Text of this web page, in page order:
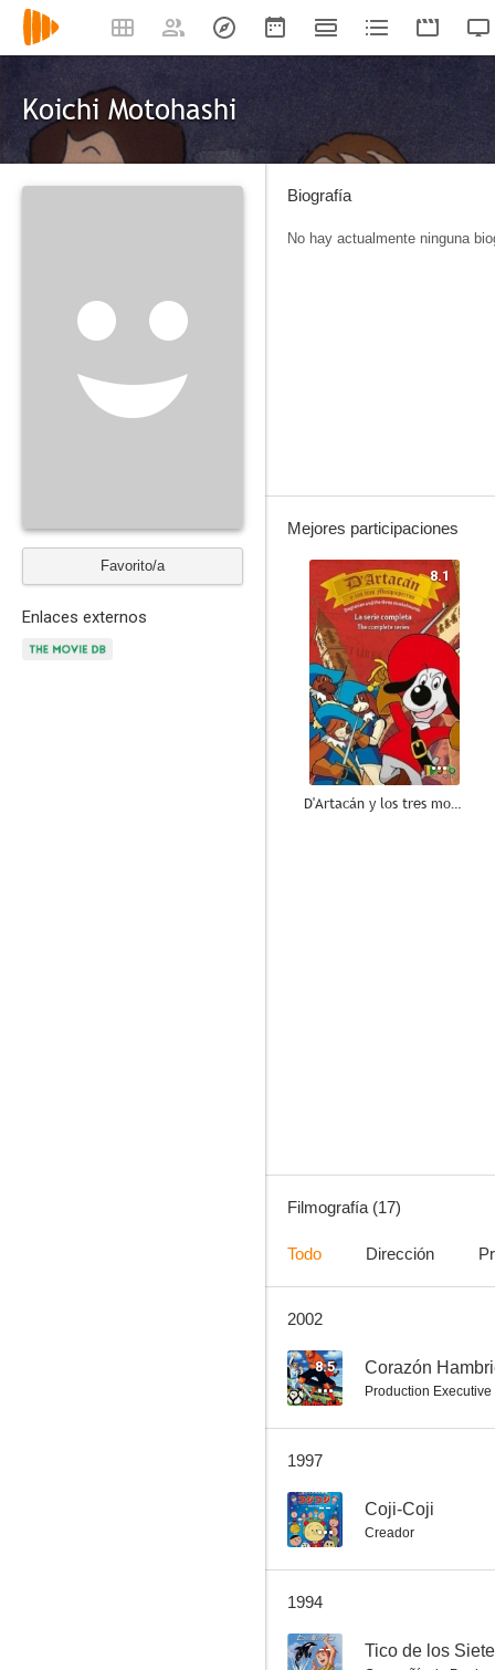
Koichi Motohashi
Favorito/a
Enlaces externos
Biografía
No hay actualmente ninguna
Mejores participaciones
8.1
D'Artacán y los tres mosqueperros
--
Filmografía (17)
Todo Dirección
2002
8.5 Corazón
Production Executive
1997
-- Coji-Coji
Creador
1994
-- Tico de los